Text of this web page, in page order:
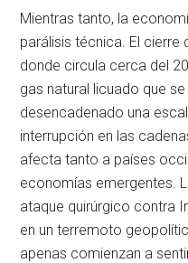
Mientras tanto, la
parálisis técnica. El
donde circula cerca del
gas natural licuado que
desencadenado una
interrupción en las
afecta tanto a países
economías emergentes.
ataque quirúrgico contra
en un terremoto
apenas comienzan a